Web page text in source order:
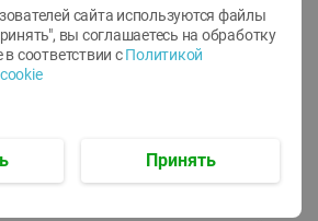
сайта используются файлы
вы соглашаетесь на обработку
соответствии с Политикой
Принять